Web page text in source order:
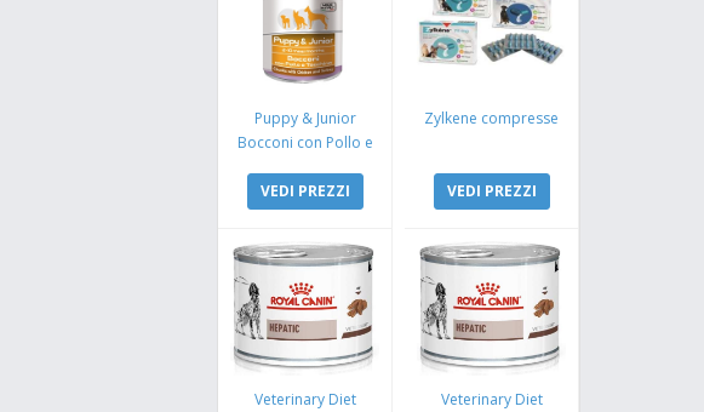
Puppy & Junior
Bocconi con Pollo e
VEDI PREZZI
Zylkene compresse
VEDI PREZZI
Veterinary Diet
Veterinary Diet